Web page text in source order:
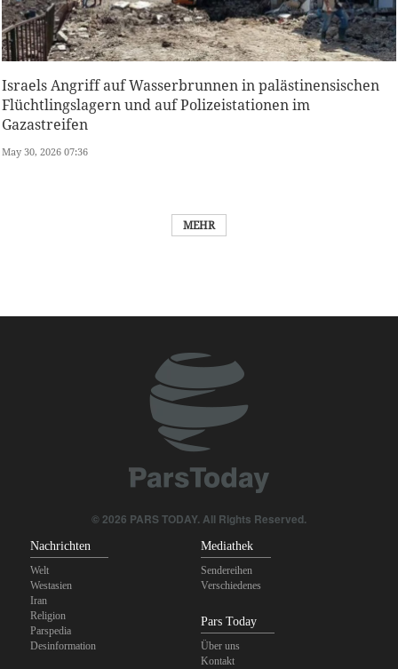
Israels Angriff auf Wasserbrunnen in palästinensischen
Flüchtlingslagern und auf Polizeistationen im
Gazastreifen
May 30, 2026 07:36
MEHR
© 2026 PARS TODAY. All Rights Reserved.
Nachrichten
Welt
Westasien
Iran
Religion
Parspedia
Desinformation
Mediathek
Sendereihen
Verschiedenes
Pars Today
Über uns
Kontakt